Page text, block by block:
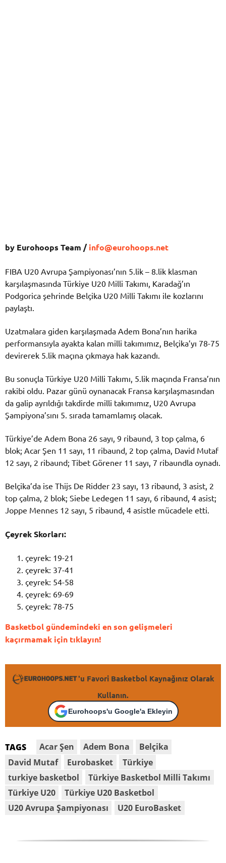
by Eurohoops Team /info@eurohoops.net
FIBA U20 Avrupa Şampiyonası’nın 5.lik – 8.lik klasman
karşılaşmasında Türkiye U20 Milli Takımı, Karadağ’ın
Podgorica şehrinde Belçika U20 Milli Takımı ile kozlarını
paylaştı.
Uzatmalara giden karşılaşmada Adem Bona’nın harika
performansıyla ayakta kalan milli takımımız, Belçika’yı 78-75
devirerek 5.lik maçına çıkmaya hak kazandı.
Bu sonuçla Türkiye U20 Milli Takımı, 5.lik maçında Fransa’nın
rakibi oldu. Pazar günü oynanacak Fransa karşılaşmasından
da galip ayrıldığı takdirde milli takımımız, U20 Avrupa
Şampiyona’sını 5. sırada tamamlamış olacak.
Türkiye’de Adem Bona 26 sayı, 9 ribaund, 3 top çalma, 6
blok; Acar Şen 11 sayı, 11 ribaund, 2 top çalma, David Mutaf
12 sayı, 2 ribaund; Tibet Görener 11 sayı, 7 ribaundla oynadı.
Belçika’da ise Thijs De Ridder 23 sayı, 13 ribaund, 3 asist, 2
top çalma, 2 blok; Siebe Ledegen 11 sayı, 6 ribaund, 4 asist;
Joppe Mennes 12 sayı, 5 ribaund, 4 asistle mücadele etti.
Çeyrek Skorları:
çeyrek: 19-21
çeyrek: 37-41
çeyrek: 54-58
çeyrek: 69-69
çeyrek: 78-75
Basketbol gündemindeki en son gelişmeleri
kaçırmamak için tıklayın!
'u Favori Basketbol Kaynağınız Olarak
Kullanın.
Eurohoops'u Google'a Ekleyin
TAGS Acar Şen Adem Bona
Belçika
David Mutaf
Eurobasket
Türkiye
turkiye basketbol
Türkiye Basketbol Milli Takımı
Türkiye U20
Türkiye U20 Basketbol
U20 Avrupa Şampiyonası
U20 EuroBasket